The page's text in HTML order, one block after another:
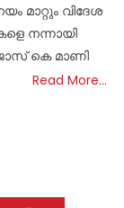
മാറ്റും വിദേശ
നന്നായി
കെ മാണി
Read More…